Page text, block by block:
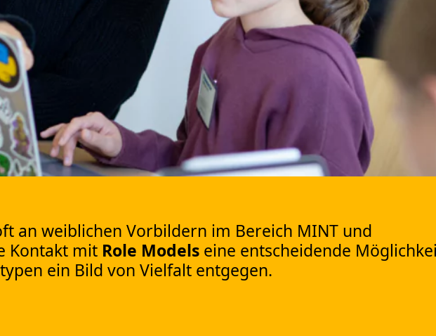
an weiblichen Vorbildern im Bereich MINT und
Kontakt mit Role Modelseine entscheidende
ein Bild von Vielfalt entgegen.